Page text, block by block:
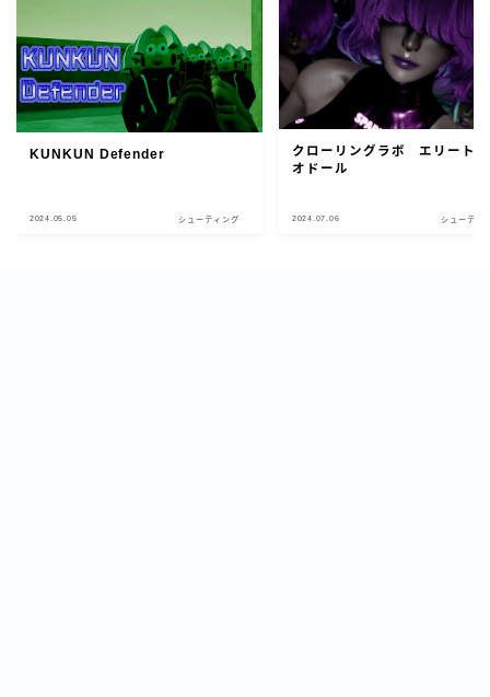
KUNKUN Defender
2024.05.05 シューティング
クローリングラボ エリート
オドール
2024.07.06 シューティ